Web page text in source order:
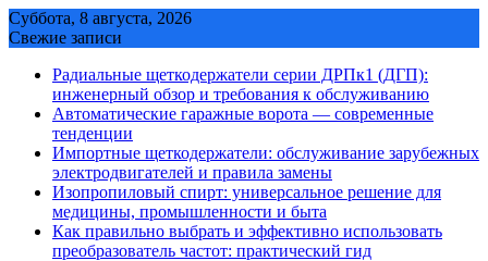
Skip
to
Суббота, 8 августа, 2026
Свежие записи
Радиальные щеткодержатели серии ДРПк1 (ДГП):
инженерный обзор и требования к обслуживанию
Автоматические гаражные ворота — современные
тенденции
Импортные щеткодержатели: обслуживание зарубежных
электродвигателей и правила замены
Изопропиловый спирт: универсальное решение для
медицины, промышленности и быта
Как правильно выбрать и эффективно использовать
преобразователь частот: практический гид